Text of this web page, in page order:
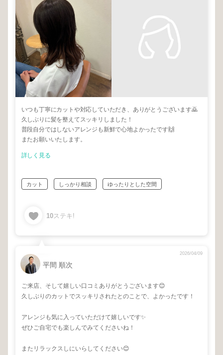
いつも丁寧にカットや対応していただき、ありがとうございます🙇
久しぶりに髪を整えてスッキリしました！
普段自分ではしないアレンジも新鮮で心地よかったです🙌
またお願いいたします。
詳しく見る
カット しっかり相談 ゆったりとした空間
10ステキ!
平間 順次
2026/04/09
ご来店、そして嬉しい口コミありがとうございます😊
久しぶりのカットでスッキリされたとのことで、よかったです！
アレンジも気に入っていただけて嬉しいです✨
ぜひご自宅でも楽しんでみてくださいね！
またリラックスしにいらしてください😊